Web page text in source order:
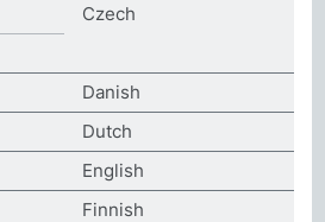
Czech
Danish
Dutch
English
Finnish